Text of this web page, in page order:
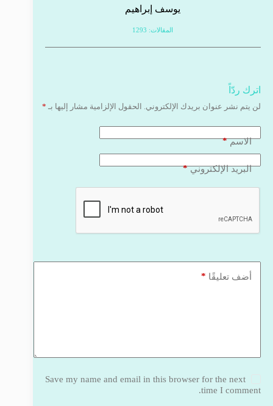
يوسف إبراهيم
المقالات: 1293
اترك ردّاً
لن يتم نشر عنوان بريدك الإلكتروني. الحقول الإلزامية مشار إليها بـ *
الاسم*
البريد الإلكتروني*
أضف تعليقًا *
Save my name and email in this browser for the next
time I comment.